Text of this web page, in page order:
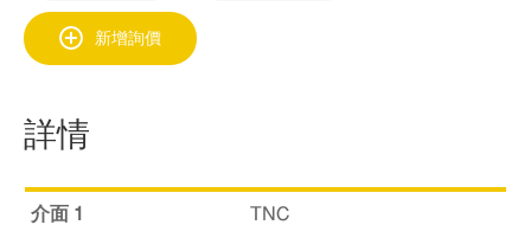
新增詢價
詳情
介面 1 TNC